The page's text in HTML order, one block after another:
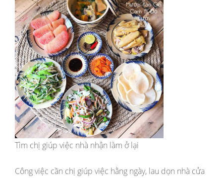
Tìm chị giúp việc nhà nhận làm ở lại
Công việc cần chị giúp việc hằng ngày, lau dọn nhà cửa